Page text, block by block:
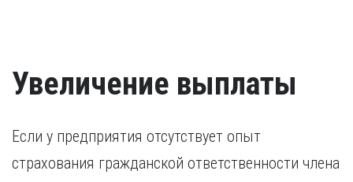
Увеличение выплаты
Если у предприятия отсутствует опыт
страхования гражданской ответственности члена